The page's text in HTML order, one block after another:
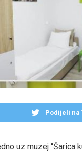
Podijeli na
uz muzej “Šarica